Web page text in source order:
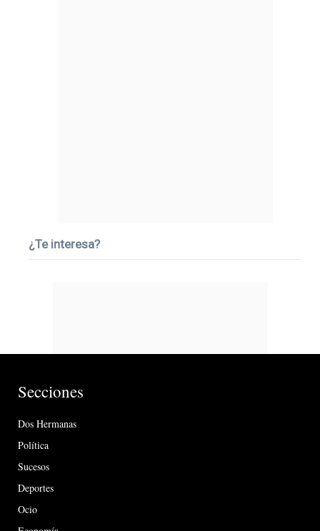
¿Te interesa?
Secciones
Dos Hermanas
Política
Sucesos
Deportes
Ocio